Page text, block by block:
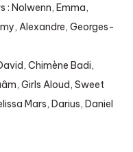
: Nolwenn, Emma,
Alexandre, Georges-
Chimène Badi,
Girls Aloud, Sweet
Mars, Darius, Daniel